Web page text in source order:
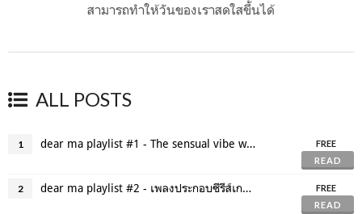
สามารถทำให้วันของเราสดใสขึ้นได้
ALL POSTS
1 dear ma playlist #1 - The sensual vibe with your sweet Lingerie (K-pop)
FREE
READ
2 dear ma playlist #2 - เพลงประกอบซีรีส์เกาหลียอดเยี่ยม ประจำปี 2020
FREE
READ